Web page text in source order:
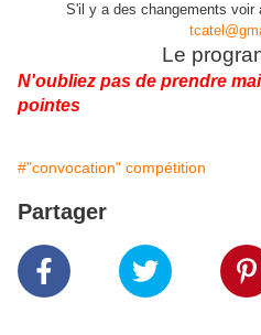
S'il y a des changements
Le
N'oubliez pas de prendre
pointes
#"convocation" compétition
Partager